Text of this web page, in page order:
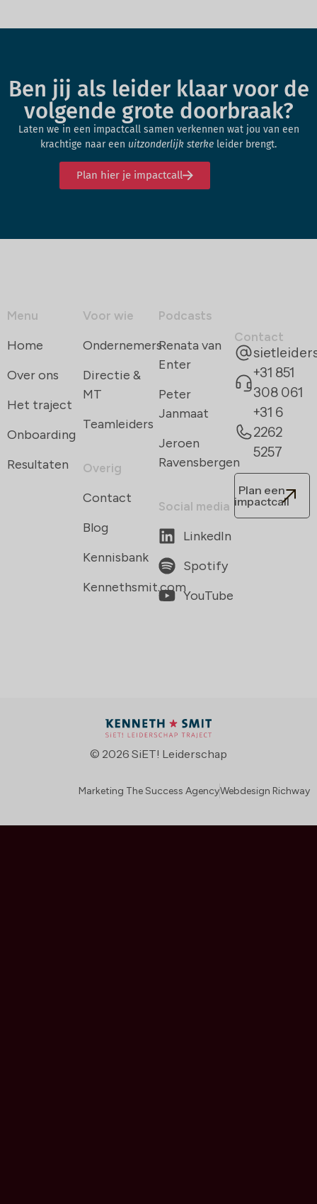
Ben jij als leider klaar voor de
volgende grote doorbraak?
Laten we in een impactcall samen verkennen wat jou van een
krachtige naar een uitzonderlijk sterke leider brengt.
Plan hier je impactcall
Menu
Home
Over ons
Het traject
Onboarding
Resultaten
Voor wie
Ondernemers
Directie &
MT
Teamleiders
Overig
Contact
Blog
Kennisbank
Kennethsmit.com
Podcasts
Renata van
Enter
Peter
Janmaat
Jeroen
Ravensbergen
Social media
LinkedIn
Spotify
YouTube
Contact
+31 851
308 061
+31 6
2262
5257
Plan een
impactcall
© 2026 SiET! Leiderschap
Marketing The Success AgencyWebdesign Richway